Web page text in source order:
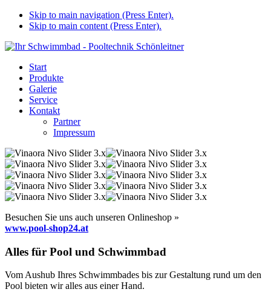
Skip to main navigation (Press Enter).
Skip to main content (Press Enter).
Start
Produkte
Galerie
Service
Kontakt
Partner
Impressum
Besuchen Sie uns auch unseren Onlineshop »
www.pool-shop24.at
Alles für Pool und Schwimmbad
Vom Aushub Ihres Schwimmbades bis zur Gestaltung rund um den
Pool bieten wir alles aus einer Hand.